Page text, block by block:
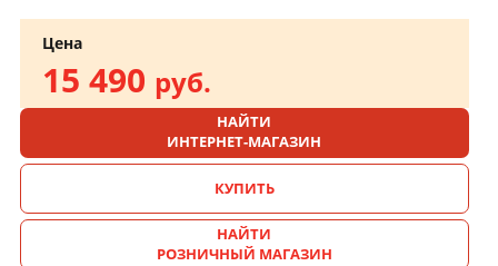
Цена
15 490 руб.
НАЙТИ
ИНТЕРНЕТ-МАГАЗИН
КУПИТЬ
НАЙТИ
РОЗНИЧНЫЙ МАГАЗИН